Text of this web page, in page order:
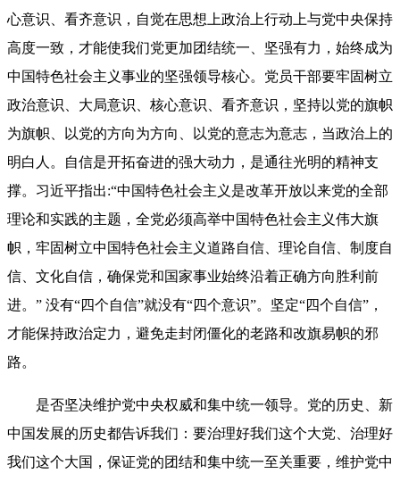
心意识、看齐意识，自觉在思想上政治上行动上与党中央保持
高度一致，才能使我们党更加团结统一、坚强有力，始终成为
中国特色社会主义事业的坚强领导核心。党员干部要牢固树立
政治意识、大局意识、核心意识、看齐意识，坚持以党的旗帜
为旗帜、以党的方向为方向、以党的意志为意志，当政治上的
明白人。自信是开拓奋进的强大动力，是通往光明的精神支
撑。习近平指出:“中国特色社会主义是改革开放以来党的全部
理论和实践的主题，全党必须高举中国特色社会主义伟大旗
帜，牢固树立中国特色社会主义道路自信、理论自信、制度自
信、文化自信，确保党和国家事业始终沿着正确方向胜利前
进。” 没有“四个自信”就没有“四个意识”。坚定“四个自信”，
才能保持政治定力，避免走封闭僵化的老路和改旗易帜的邪
路。
是否坚决维护党中央权威和集中统一领导。党的历史、新
中国发展的历史都告诉我们：要治理好我们这个大党、治理好
我们这个大国，保证党的团结和集中统一至关重要，维护党中